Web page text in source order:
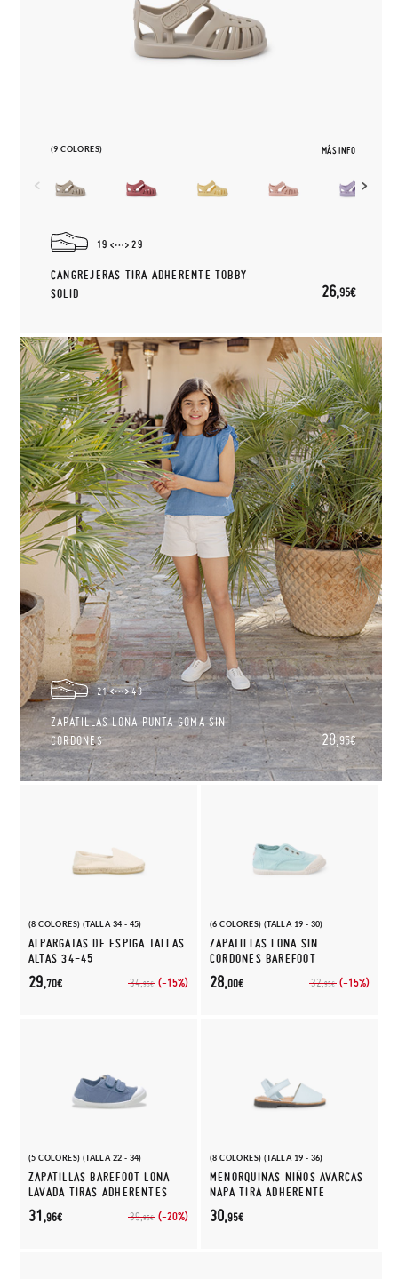
(9 COLORES) MÁS INFO
19 29
CANGREJERAS TIRA ADHERENTE TOBBY
SOLID
26,95€
21 43
ZAPATILLAS LONA PUNTA GOMA SIN
CORDONES
28,95€
(8 COLORES) (TALLA 34 - 45)
ALPARGATAS DE ESPIGA TALLAS
ALTAS 34-45
34,95€ (-15%)
29,70€
(6 COLORES) (TALLA 19 - 30)
ZAPATILLAS LONA SIN
CORDONES BAREFOOT
32,95€ (-15%)
28,00€
(5 COLORES) (TALLA 22 - 34)
ZAPATILLAS BAREFOOT LONA
LAVADA TIRAS ADHERENTES
39,95€ (-20%)
31,96€
(8 COLORES) (TALLA 19 - 36)
MENORQUINAS NIÑOS AVARCAS
NAPA TIRA ADHERENTE
30,95€